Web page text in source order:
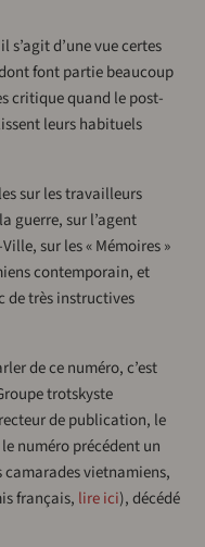
s’agit d’une vue certes
font partie beaucoup
critique quand le post-
leurs habituels
sur les travailleurs
guerre, sur l’agent
sur les « Mémoires »
contemporain, et
de très instructives
de ce numéro, c’est
trotskyste
de publication, le
numéro précédent un
vietnamiens,
français, lire ici), décédé